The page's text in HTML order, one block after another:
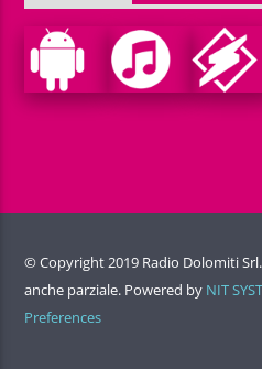
© Copyright 2019 Radio Dolomiti
anche parziale. Powered by NIT
Preferences